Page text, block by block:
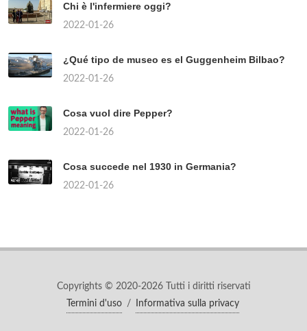
Chi è l'infermiere oggi?
2022-01-26
¿Qué tipo de museo es el Guggenheim Bilbao?
2022-01-26
Cosa vuol dire Pepper?
2022-01-26
Cosa succede nel 1930 in Germania?
2022-01-26
Copyrights © 2020-2026 Tutti i diritti riservati
Termini d'uso
/ Informativa sulla privacy